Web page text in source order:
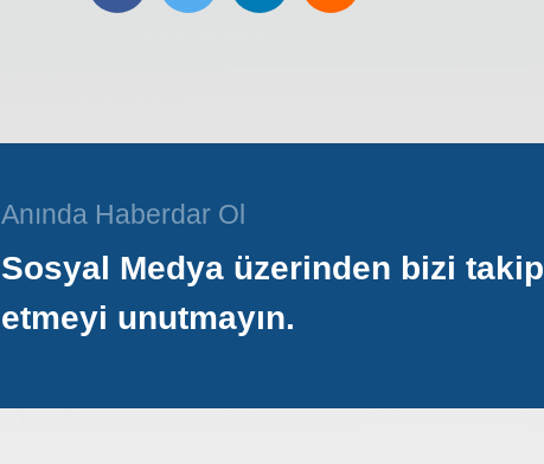
Anında Haberdar Ol
Sosyal Medya üzerinden bizi takip
etmeyi unutmayın.